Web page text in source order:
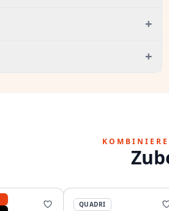
+
+
QUADRI